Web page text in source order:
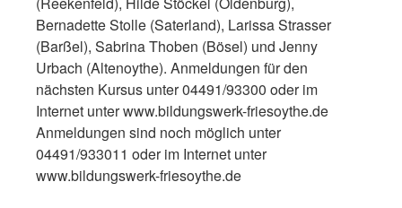
Bernadette Stolle (Saterland), Larissa Strasser
(Barßel), Sabrina Thoben (Bösel) und Jenny
Urbach (Altenoythe). Anmeldungen für den
nächsten Kursus unter 04491/93300 oder im
Internet unter www.bildungswerk-friesoythe.de
Anmeldungen sind noch möglich unter
04491/933011 oder im Internet unter
www.bildungswerk-friesoythe.de